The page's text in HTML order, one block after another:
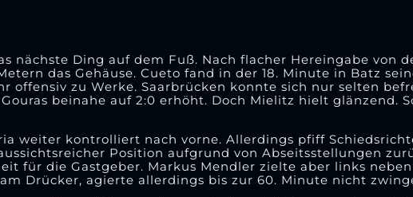
nächste Ding auf dem Fuß. Nach flacher Hereingabe von
das Gehäuse. Cueto fand in der 18. Minute in Batz
offensiv zu Werke. Saarbrücken konnte sich nur selten
beinahe auf 2:0 erhöht. Doch Mielitz hielt glänzend.
weiter kontrolliert nach vorne. Allerdings pfiff
Position aufgrund von Abseitsstellungen
für die Gastgeber. Markus Mendler zielte aber links
Drücker, agierte allerdings bis zur 60. Minute nicht